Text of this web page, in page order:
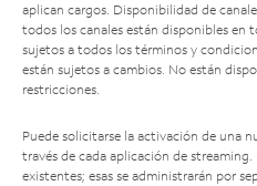
aplican cargos. Disponibilidad de
todos los canales están disponibles en
sujetos a todos los términos y
están sujetos a cambios. No están
restricciones.
Puede solicitarse la activación de una
través de cada aplicación de
existentes; esas se administrarán por